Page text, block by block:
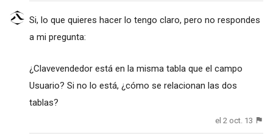
Si, lo que quieres hacer lo tengo claro, pero no respondes
a mi pregunta:
¿Clavevendedor está en la misma tabla que el campo
Usuario? Si no lo está, ¿cómo se relacionan las dos
tablas?
el 2 oct. 13